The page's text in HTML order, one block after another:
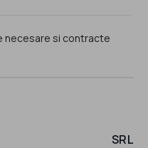
necesare si contracte
SRL